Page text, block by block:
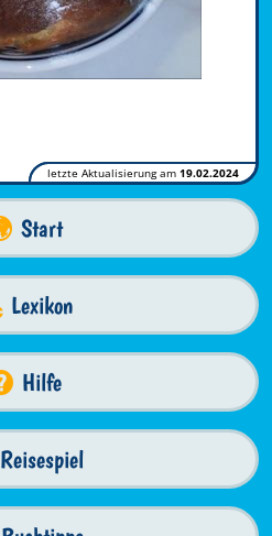
letzte Aktualisierung am 19.02.2024
Start
Lexikon
Hilfe
Reisespiel